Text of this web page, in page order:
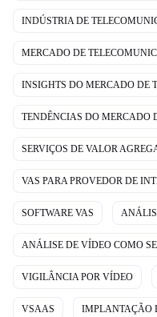
INDÚSTRIA DE
MERCADO DE
INSIGHTS DO MERCADO DE
TENDÊNCIAS DO MERCADO
SERVIÇOS DE VALOR
VAS PARA PROVEDOR DE
SOFTWARE VAS
ANÁLISE DE VÍDEO COMO
VIGILÂNCIA POR VÍDEO
VSAAS IMPLANTAÇÃO